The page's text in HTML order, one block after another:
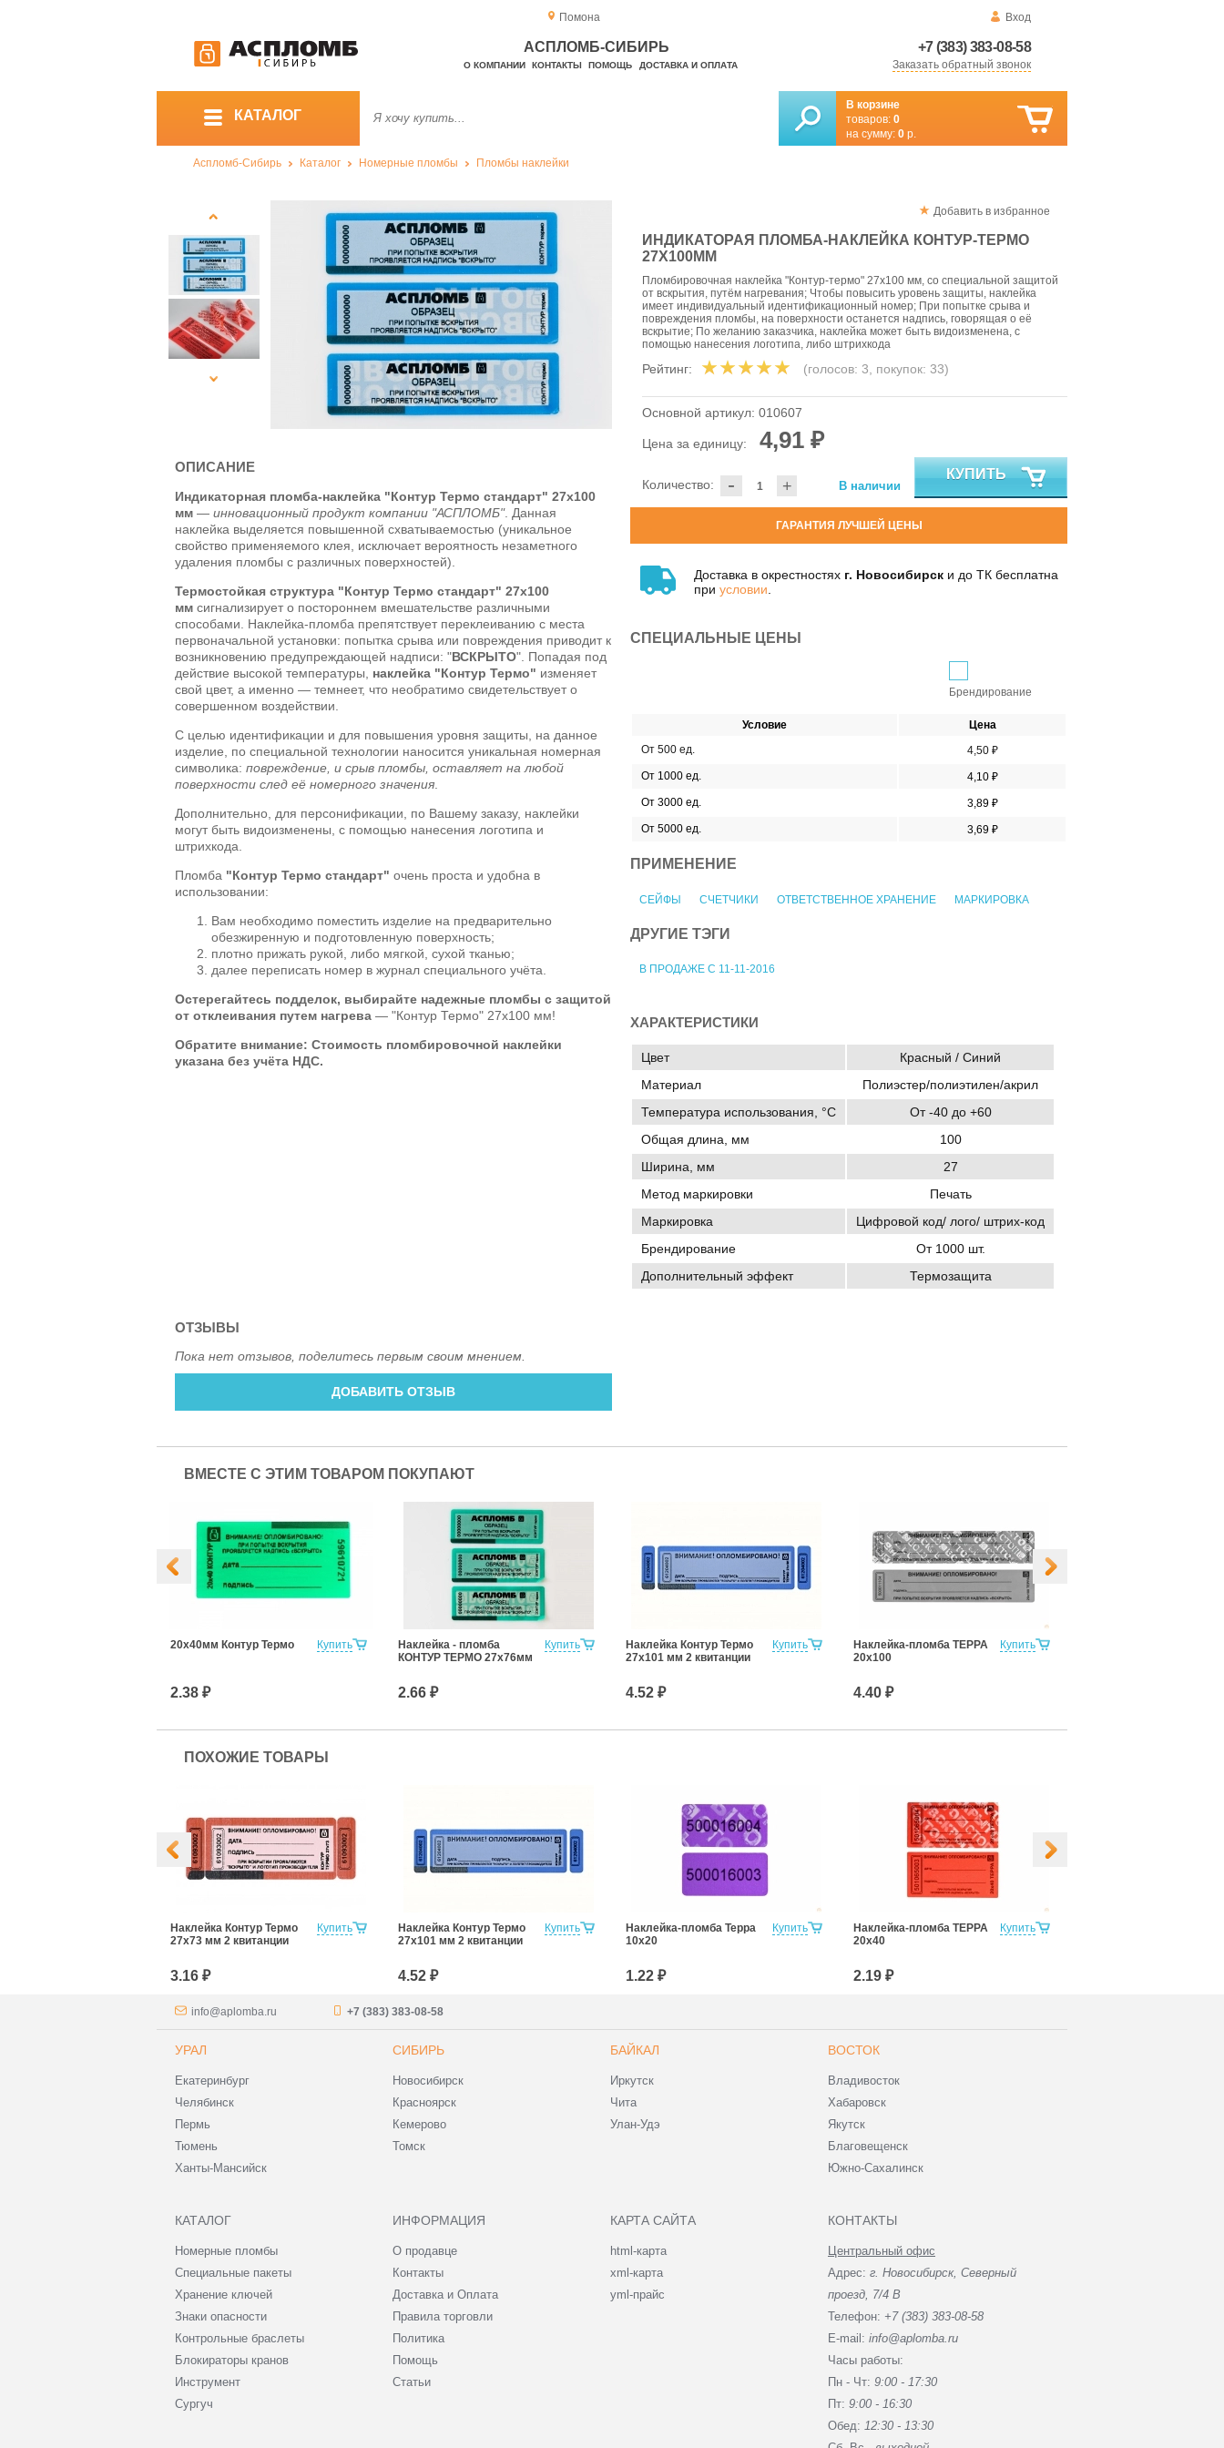
Помона Вход
+7 (383) 383-08-58
Заказать обратный звонок
АСПЛОМБ-СИБИРЬ
О КОМПАНИИ КОНТАКТЫ ПОМОЩЬ ДОСТАВКА И ОПЛАТА
КАТАЛОГ
В корзине
товаров: 0
на сумму: 0 р.
Аспломб-Сибирь Каталог Номерные пломбы Пломбы наклейки
Добавить в избранное
ИНДИКАТОРАЯ ПЛОМБА-НАКЛЕЙКА КОНТУР-ТЕРМО
27Х100ММ
Пломбировочная наклейка "Контур-термо" 27х100 мм, со специальной защитой
от вскрытия, путём нагревания; Чтобы повысить уровень защиты, наклейка
имеет индивидуальный идентификационный номер; При попытке срыва и
повреждения пломбы, на поверхности останется надпись, говорящая о её
вскрытие; По желанию заказчика, наклейка может быть видоизменена, с
помощью нанесения логотипа, либо штрихкода
Рейтинг: (голосов: 3, покупок: 33)
Основной артикул: 010607
Цена за единицу: 4,91 ₽
- +
Количество: В наличии
КУПИТЬ
ГАРАНТИЯ ЛУЧШЕЙ ЦЕНЫ
Доставка в окрестностях г. Новосибирск и до ТК бесплатна
при условии
СПЕЦИАЛЬНЫЕ ЦЕНЫ
Брендирование
Условие
Цена
От 500 ед.
4,50 ₽
От 1000 ед.
4,10 ₽
От 3000 ед.
3,89 ₽
От 5000 ед.
3,69 ₽
ПРИМЕНЕНИЕ
СЕЙФЫ СЧЕТЧИКИ ОТВЕТСТВЕННОЕ ХРАНЕНИЕ МАРКИРОВКА
ДРУГИЕ ТЭГИ
В ПРОДАЖЕ С 11-11-2016
ОПИСАНИЕ
Индикаторная пломба-наклейка "Контур Термо стандарт" 27х100
мм — инновационный продукт компании "АСПЛОМБ". Данная
наклейка выделяется повышенной схватываемостью (уникальное
свойство применяемого клея, исключает вероятность незаметного
удаления пломбы с различных поверхностей).
Термостойкая структура "Контур Термо стандарт" 27х100
мм сигнализирует о постороннем вмешательстве различными
способами. Наклейка-пломба препятствует переклеиванию с места
первоначальной установки: попытка срыва или повреждения приводит к
возникновению предупреждающей надписи: "ВСКРЫТО". Попадая под
действие высокой температуры, наклейка "Контур Термо" изменяет
свой цвет, а именно — темнеет, что необратимо свидетельствует о
совершенном воздействии.
С целью идентификации и для повышения уровня защиты, на данное
изделие, по специальной технологии наносится уникальная номерная
символика: повреждение, и срыв пломбы, оставляет на любой
поверхности след её номерного значения
Дополнительно, для персонификации, по Вашему заказу, наклейки
могут быть видоизменены, с помощью нанесения логотипа и
штрихкода.
Пломба "Контур Термо стандарт" очень проста и удобна в
использовании:
Вам необходимо поместить изделие на предварительно
обезжиренную и подготовленную поверхность;
плотно прижать рукой, либо мягкой, сухой тканью;
далее переписать номер в журнал специального учёта.
Остерегайтесь подделок, выбирайте надежные пломбы с защитой
от отклеивания путем нагрева — "Контур Термо" 27х100 мм!
Обратите внимание: Стоимость пломбировочной наклейки
указана без учёта НДС.
ХАРАКТЕРИСТИКИ
Цвет
Красный / Синий
Материал
Полиэстер/полиэтилен/акрил
Температура использования, °C
От -40 до +60
Общая длина, мм
100
Ширина, мм
27
Метод маркировки
Печать
Маркировка
Цифровой код/ лого/ штрих-код
Брендирование
От 1000 шт.
Дополнительный эффект
Термозащита
ОТЗЫВЫ
Пока нет отзывов, поделитесь первым своим мнением.
ДОБАВИТЬ ОТЗЫВ
ВМЕСТЕ С ЭТИМ ТОВАРОМ ПОКУПАЮТ
Купить
20х40мм Контур Термо
2.38 ₽
Купить
Наклейка - пломба
КОНТУР ТЕРМО 27х76мм
2.66 ₽
Купить
Наклейка Контур Термо
27х101 мм 2 квитанции
4.52 ₽
Купить
Наклейка-пломба ТЕРРА
20х100
4.40 ₽
ПОХОЖИЕ ТОВАРЫ
Купить
Наклейка Контур Термо
27х73 мм 2 квитанции
3.16 ₽
Купить
Наклейка Контур Термо
27х101 мм 2 квитанции
4.52 ₽
Купить
Наклейка-пломба Терра
10х20
1.22 ₽
Купить
Наклейка-пломба ТЕРРА
20х40
2.19 ₽
info@aplomba.ru +7 (383) 383-08-58
УРАЛ
Екатеринбург
Челябинск
Пермь
Тюмень
Ханты-Мансийск
СИБИРЬ
Новосибирск
Красноярск
Кемерово
Томск
БАЙКАЛ
Иркутск
Чита
Улан-Удэ
ВОСТОК
Владивосток
Хабаровск
Якутск
Благовещенск
Южно-Сахалинск
КАТАЛОГ
Номерные пломбы
Специальные пакеты
Хранение ключей
Знаки опасности
Контрольные браслеты
Блокираторы кранов
Инструмент
Сургуч
ИНФОРМАЦИЯ
О продавце
Контакты
Доставка и Оплата
Правила торговли
Политика
Помощь
Статьи
КАРТА САЙТА
html-карта
xml-карта
yml-прайс
КОНТАКТЫ
Центральный офис
Адрес: г. Новосибирск, Северный
проезд, 7/4 В
Телефон: +7 (383) 383-08-58
E-mail: info@aplomba.ru
Часы работы:
Пн - Чт: 9:00 - 17:30
Пт: 9:00 - 16:30
Обед: 12:30 - 13:30